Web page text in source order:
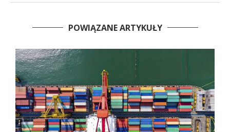
POWIĄZANE ARTYKUŁY